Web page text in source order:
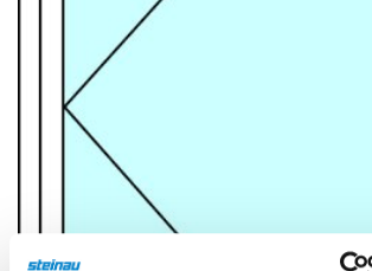
Sonnen- und Insektenschutz
Hochwasser­schutz
Dachboden­treppen